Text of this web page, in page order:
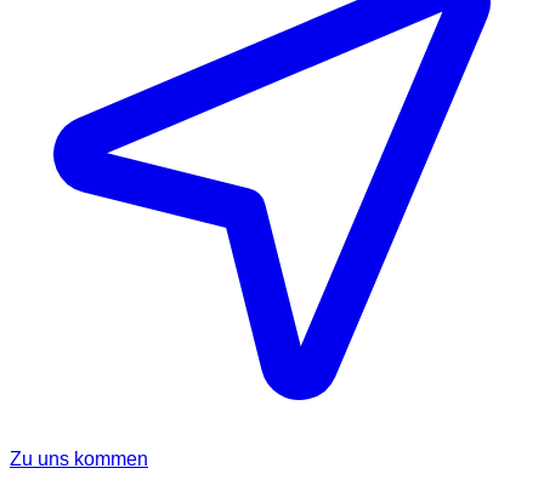
Zu uns kommen